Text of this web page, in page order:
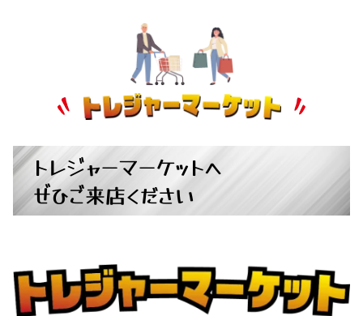
トレジャーマーケットへ
ぜひご来店ください